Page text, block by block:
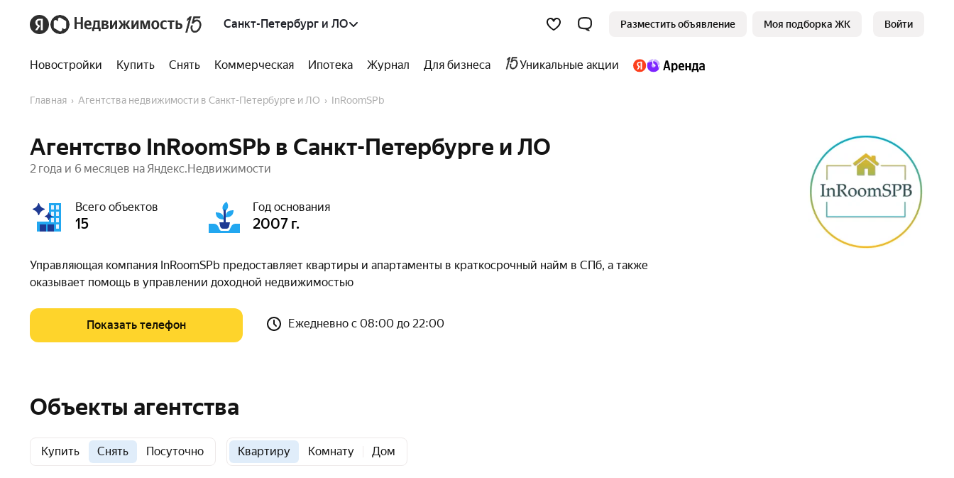
Санкт-Петербург и ЛО Разместить объявление Моя подборка ЖК Войти
Новостройки Купить Снять Коммерческая Ипотека Журнал Для бизнеса Уникальные акции
Главная Агентства недвижимости в Санкт-Петербурге и ЛО InRoomSPb
Агентство InRoomSPb в Санкт-Петербурге и ЛО
2 года и 6 месяцев на Яндекс.Недвижимости
Всего объектов
15
Год основания
2007 г.
Управляющая компания InRoomSPb предоставляет квартиры и апартаменты в краткосрочный найм в СПб, а также
оказывает помощь в управлении доходной недвижимостью
Показать телефон Ежедневно с 08:00 до 22:00
Объекты агентства
Купить Снять Посуточно Квартиру Комнату Дом